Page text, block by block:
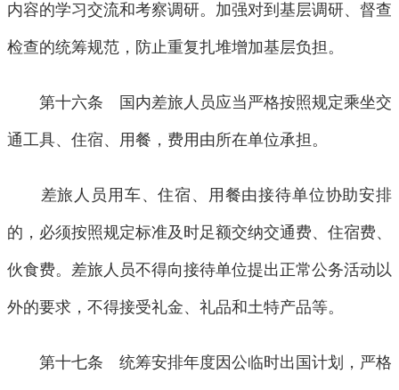
内容的学习交流和考察调研。加强对到基层调研、督查
检查的统筹规范，防止重复扎堆增加基层负担。
第十六条 国内差旅人员应当严格按照规定乘坐交
通工具、住宿、用餐，费用由所在单位承担。
差旅人员用车、住宿、用餐由接待单位协助安排
的，必须按照规定标准及时足额交纳交通费、住宿费、
伙食费。差旅人员不得向接待单位提出正常公务活动以
外的要求，不得接受礼金、礼品和土特产品等。
第十七条 统筹安排年度因公临时出国计划，严格